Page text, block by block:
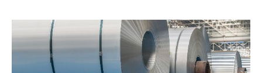
door
Trump